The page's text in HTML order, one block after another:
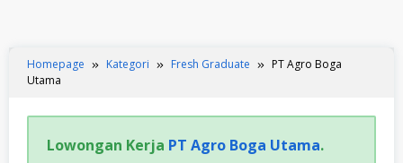
Homepage Kategori Fresh Graduate
PT Agro Boga
Utama
Lowongan Kerja PT Agro Boga Utama.